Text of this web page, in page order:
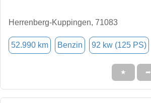
Herrenberg-Kuppingen, 71083
52.990 km Benzin 92 kw (125 PS)
★ ➦